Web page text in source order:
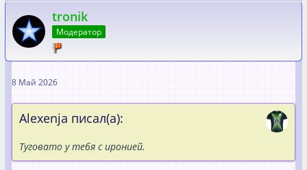
tronik
Модератор
8 Май 2026
Alexenja писал(а):
Туговато у тебя с иронией.